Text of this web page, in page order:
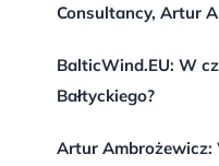
Consultancy, Artur
BalticWind.EU: W
Bałtyckiego?
Artur Ambrożewicz: